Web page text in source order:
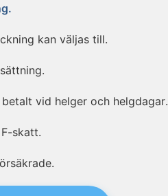
kan väljas till.
vid helger och helgdagar.
skatt.